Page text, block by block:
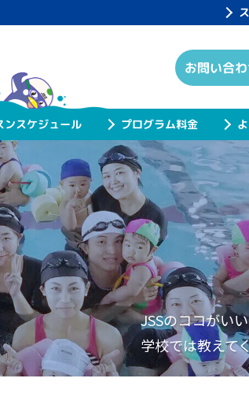
ンスケジュール プログラム料金
お問い合
JSSのココがいい
学校では教えて